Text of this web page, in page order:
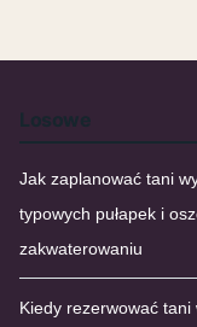
Losowe
Jak zaplanować tani
typowych pułapek i
zakwaterowaniu
Kiedy rezerwować tani